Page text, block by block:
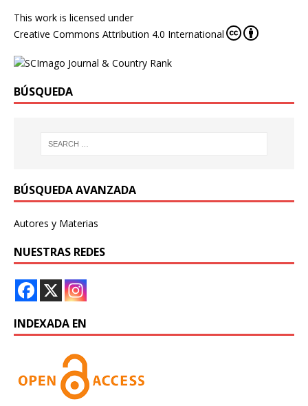
This work is licensed under
Creative Commons Attribution 4.0 International
BÚSQUEDA
BÚSQUEDA AVANZADA
Autores y Materias
NUESTRAS REDES
INDEXADA EN